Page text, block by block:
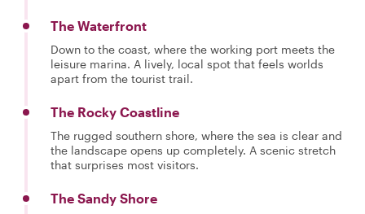
The Waterfront
Down to the coast, where the working port meets the
leisure marina. A lively, local spot that feels worlds
apart from the tourist trail.
The Rocky Coastline
The rugged southern shore, where the sea is clear and
the landscape opens up completely. A scenic stretch
that surprises most visitors.
The Sandy Shore